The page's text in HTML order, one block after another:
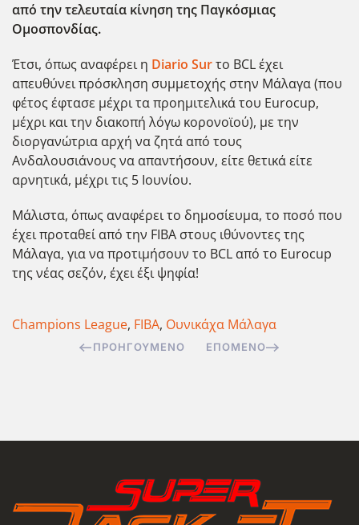
από την τελευταία κίνηση της Παγκόσμιας
Ομοσπονδίας.
Έτσι, όπως αναφέρει η Diario Surτο BCL έχει
απευθύνει πρόσκληση συμμετοχής στην Μάλαγα (που
φέτος έφτασε μέχρι τα προημιτελικά του Eurocup,
μέχρι και την διακοπή λόγω κορονοϊού), με την
διοργανώτρια αρχή να ζητά από τους
Ανδαλουσιάνους να απαντήσουν, είτε θετικά είτε
αρνητικά, μέχρι τις 5 Ιουνίου.
Μάλιστα, όπως αναφέρει το δημοσίευμα, το ποσό που
έχει προταθεί από την FIBA στους ιθύνοντες της
Μάλαγα, για να προτιμήσουν το BCL από το Eurocup
της νέας σεζόν, έχει έξι ψηφία!
Champions League, FIBA, Ουνικάχα Μάλαγα
ΠΡΟΗΓΟΎΜΕΝΟ ΕΠΌΜΕΝΟ